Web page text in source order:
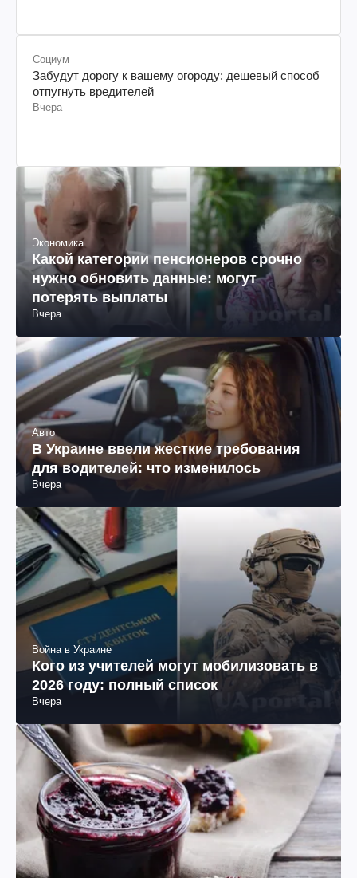
Социум
Забудут дорогу к вашему огороду: дешевый способ
отпугнуть вредителей
Вчера
Экономика
Какой категории пенсионеров срочно
нужно обновить данные: могут
потерять выплаты
Вчера
Авто
В Украине ввели жесткие требования
для водителей: что изменилось
Вчера
Война в Украине
Кого из учителей могут мобилизовать в
2026 году: полный список
Вчера